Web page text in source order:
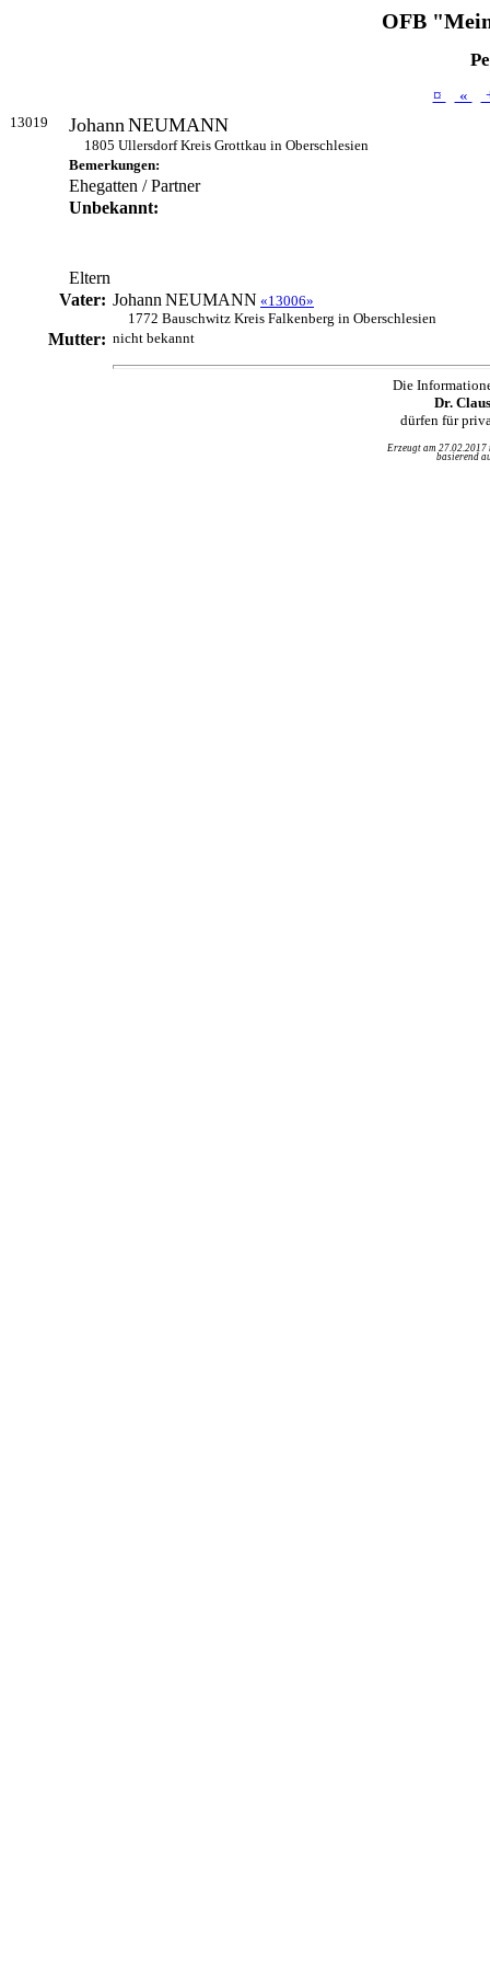
OFB
¤ «
13019 JohannNEUMANN
1805 Ullersdorf Kreis Grottkau in Oberschlesien
Bemerkungen:
Ehegatten / Partner
Unbekannt:
Eltern
Vater: Johann NEUMANN «13006»
1772 Bauschwitz Kreis Falkenberg in Oberschlesien
Mutter: nicht bekannt
Die
Dr.
dürfen für
Erzeugt am
basierend